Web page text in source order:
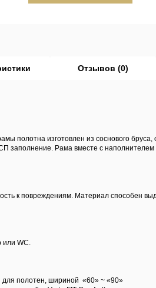
Отзывов (0)
полотна изготовлен из соснового
заполнение. Рама вместе с
к повреждениям. Материал способен
или WC.
для полотен, шириной «60» ~ «90»